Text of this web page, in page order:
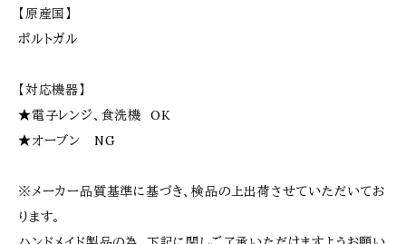
【原産国】
ポルトガル
【対応機器】
★電子レンジ、食洗機 OK
★オーブン NG
※メーカー品質基準に基づき、検品の上出荷させていただいてお
ります。